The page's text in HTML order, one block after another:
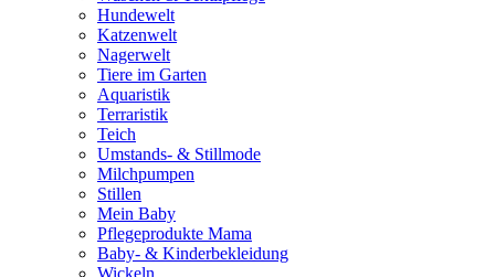
Hundewelt
Katzenwelt
Nagerwelt
Tiere im Garten
Aquaristik
Terraristik
Teich
Umstands- & Stillmode
Milchpumpen
Stillen
Mein Baby
Pflegeprodukte Mama
Baby- & Kinderbekleidung
Wickeln